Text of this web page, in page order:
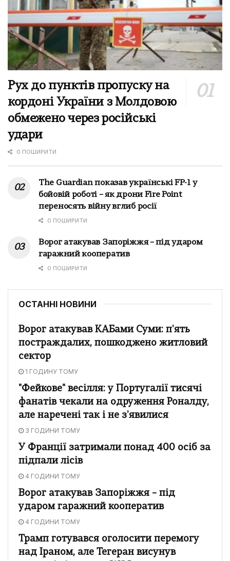
Рух до пунктів пропуску на
кордоні України з Молдовою
обмежено через російські
удари
0 ПОШИРИТИ
The Guardian показав українські FP-1 у
бойовій роботі – як дрони Fire Point
переносять війну вглиб росії
0 ПОШИРИТИ
Ворог атакував Запоріжжя – під ударом
гаражний кооператив
0 ПОШИРИТИ
ОСТАННІ НОВИНИ
Ворог атакував КАБами Суми: п'ять
постраждалих, пошкоджено житловий
сектор
1 ГОДИНУ ТОМУ
"Фейкове" весілля: у Португалії тисячі
фанатів чекали на одруження Роналду,
але наречені так і не з'явилися
3 ГОДИНИ ТОМУ
У Франції затримали понад 400 осіб за
підпали лісів
4 ГОДИНИ ТОМУ
Ворог атакував Запоріжжя – під
ударом гаражний кооператив
4 ГОДИНИ ТОМУ
Трамп готувався оголосити перемогу
над Іраном, але Тегеран висунув